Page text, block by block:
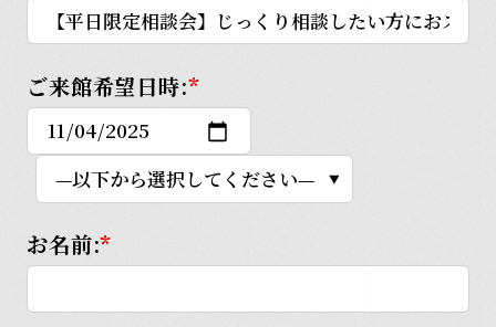
ご来館希望日時:*
お名前:*